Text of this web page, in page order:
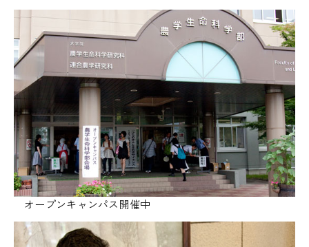
オープンキャンパス開催中